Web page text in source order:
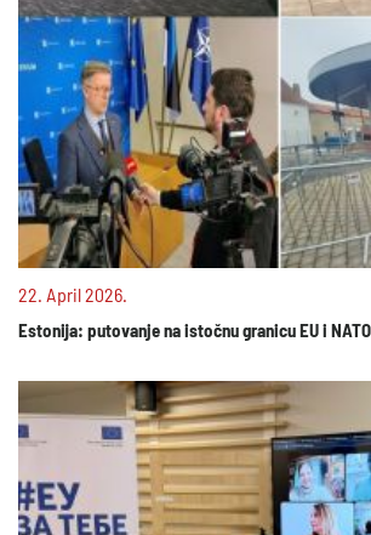
22. April 2026.
Estonija: putovanje na istočnu granicu EU i NATO